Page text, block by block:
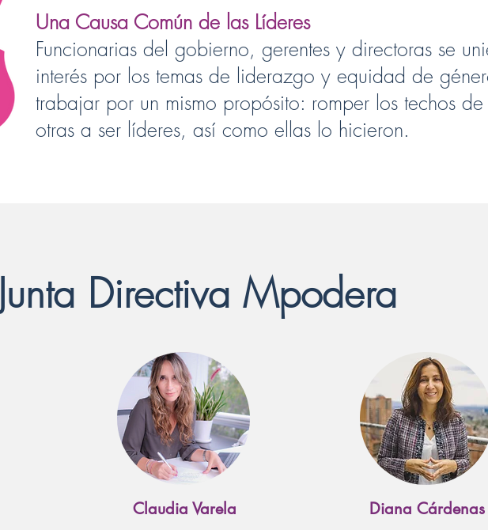
Una Causa Común de las Líderes
Funcionarias del gobierno, gerentes y directoras se
interés por los temas de liderazgo y equidad de
trabajar por un mismo propósito: romper los techos
otras a ser líderes, así como ellas lo hicieron.
Junta Directiva Mpodera
Claudia Varela Diana Cárdenas